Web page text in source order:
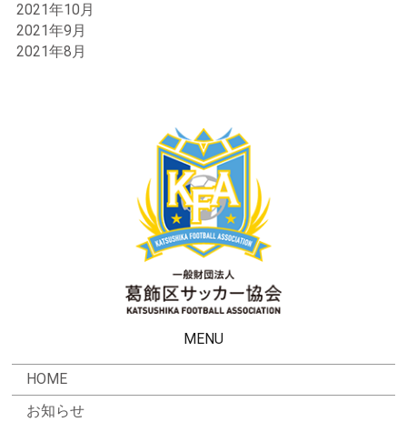
2021年10月
2021年9月
2021年8月
MENU
HOME
お知らせ